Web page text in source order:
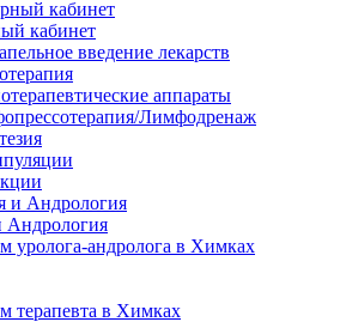
кабинет
введение лекарств
аппараты
Лимфодренаж
Андрология
уролога-андролога в Химках
терапевта в Химках